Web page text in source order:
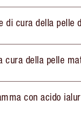
di cura della pelle
cura della pelle
con acido